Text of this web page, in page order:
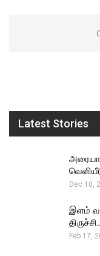
Latest Stories
Dec 10,
இளம்
Feb 17,